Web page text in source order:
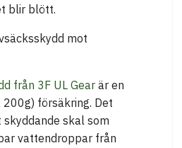
blir blött.
från 3F UL Gear är en
försäkring. Det
skal som
vattendroppar från